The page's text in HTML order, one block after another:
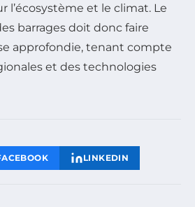
l’écosystème et le climat. Le
barrages doit donc faire
approfondie, tenant compte
et des technologies
LINKEDIN